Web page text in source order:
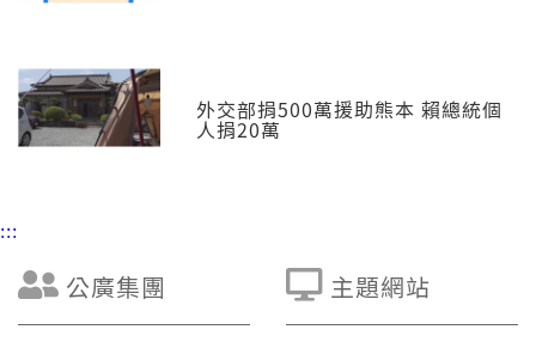
外交部捐500萬援助熊本 賴總統個
人捐20萬
:::
公廣集團 主題網站